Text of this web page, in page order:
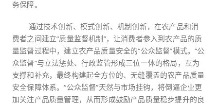
务保障。
通过技术创新、模式创新、机制创新，在农产品和消
费者之间建立“质量监督机制”，让消费者参入到农产品的质
量监督过程中，建立农产品质量安全的“公众监督”模式。“公
众监督”与立法惩处、行政监管形成三位一体的格局，互为
支撑和补充，最终构建起全方位的、无缝覆盖的农产品质量
安全保障体系。“公众监督”天然与市场挂钩，将倒逼企业更
加关注产品质量管理，从而形成鼓励产品质量稳步提升的良